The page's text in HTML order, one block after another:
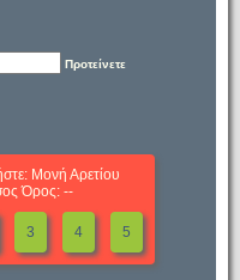
Προτείνετε
Μονή Αρετίου
Όρος: --
3 4 5